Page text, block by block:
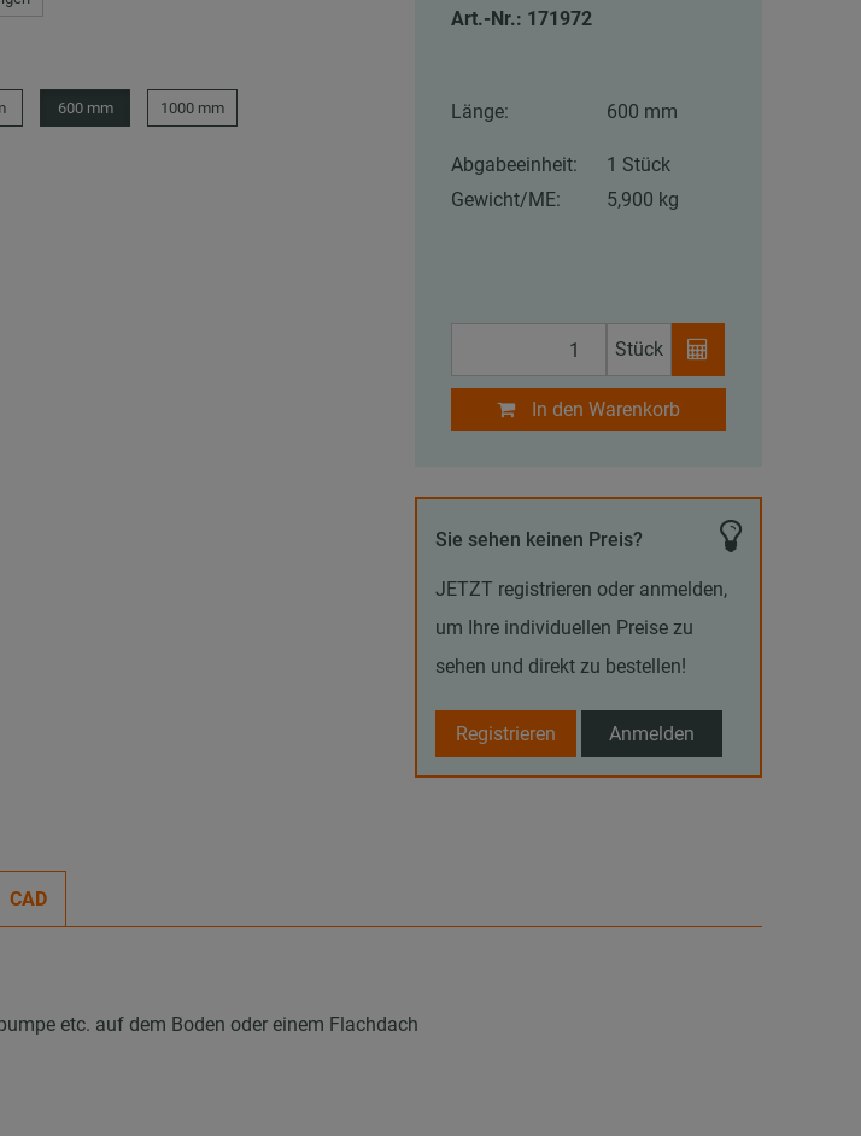
600 mm 1000 mm
Art.-Nr.: 171972
Länge: 600 mm
Abgabeeinheit:
1 Stück
Gewicht/ME:
5,900 kg
Stück
In den Warenkorb
Sie sehen keinen Preis?
JETZT registrieren oder anmelden,
um Ihre individuellen Preise zu
sehen und direkt zu bestellen!
Registrieren Anmelden
CAD
etc. auf dem Boden oder einem Flachdach